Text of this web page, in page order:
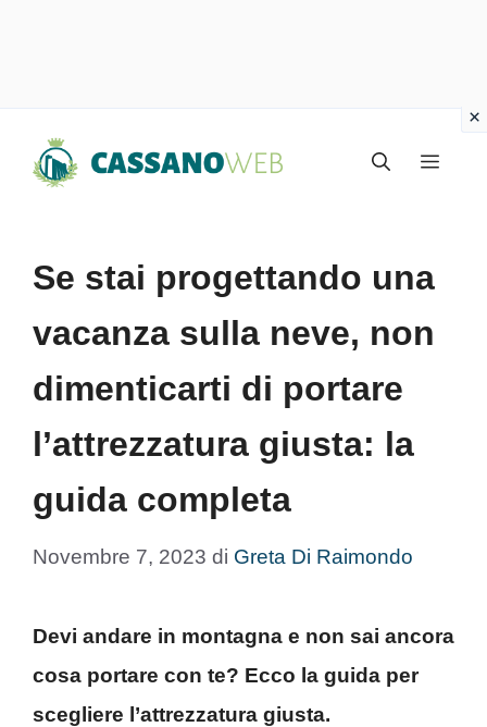
Menu
Se stai progettando una
vacanza sulla neve, non
dimenticarti di portare
l’attrezzatura giusta: la
guida completa
Novembre 7, 2023 di Greta Di Raimondo
Devi andare in montagna e non sai ancora
cosa portare con te? Ecco la guida per
scegliere l’attrezzatura giusta.